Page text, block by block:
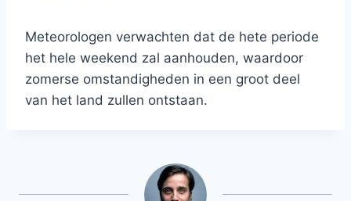
Meteorologen verwachten dat de hete periode
het hele weekend zal aanhouden, waardoor
zomerse omstandigheden in een groot deel
van het land zullen ontstaan.